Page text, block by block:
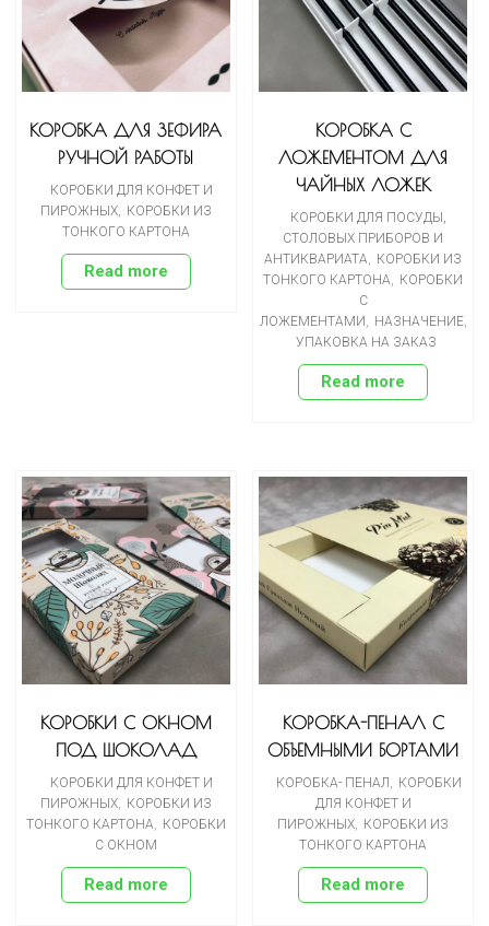
КОРОБКА ДЛЯ ЗЕФИРА
РУЧНОЙ РАБОТЫ
КОРОБКИ ДЛЯ КОНФЕТ И
ПИРОЖНЫХ,
КОРОБКИ ИЗ
ТОНКОГО КАРТОНА
Read more
КОРОБКА С
ЛОЖЕМЕНТОМ ДЛЯ
ЧАЙНЫХ ЛОЖЕК
КОРОБКИ ДЛЯ ПОСУДЫ,
СТОЛОВЫХ ПРИБОРОВ И
АНТИКВАРИАТА
КОРОБКИ ИЗ
ТОНКОГО КАРТОНА
КОРОБКИ
С
ЛОЖЕМЕНТАМИ
НАЗНАЧЕНИЕ,
УПАКОВКА НА ЗАКАЗ
Read more
КОРОБКИ С ОКНОМ
ПОД ШОКОЛАД
КОРОБКИ ДЛЯ КОНФЕТ И
ПИРОЖНЫХ, КОРОБКИ ИЗ
ТОНКОГО КАРТОНА, КОРОБКИ
С ОКНОМ
Read more
КОРОБКА-ПЕНАЛ С
ОБЪЕМНЫМИ БОРТАМИ
КОРОБКА- ПЕНАЛ, КОРОБКИ
ДЛЯ КОНФЕТ И
ПИРОЖНЫХ, КОРОБКИ ИЗ
ТОНКОГО КАРТОНА
Read more